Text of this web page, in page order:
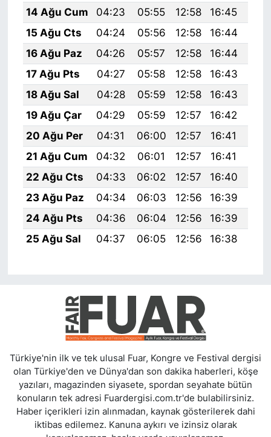
14 Ağu Cum
04:23 05:55 12:58 16:45
15 Ağu Cts
04:24 05:56 12:58 16:44
16 Ağu Paz
04:26 05:57 12:58 16:44
17 Ağu Pts
04:27 05:58 12:58 16:43
18 Ağu Sal
04:28 05:59 12:58 16:43
19 Ağu Çar
04:29 05:59 12:57 16:42
20 Ağu Per
04:31 06:00 12:57 16:41
21 Ağu Cum
04:32 06:01 12:57 16:41
22 Ağu Cts
04:33 06:02 12:57 16:40
23 Ağu Paz
04:34 06:03 12:56 16:39
24 Ağu Pts
04:36 06:04 12:56 16:39
25 Ağu Sal
04:37 06:05 12:56 16:38
Türkiye'nin ilk ve tek ulusal Fuar, Kongre ve Festival dergisi
olan Türkiye'den ve Dünya'dan son dakika haberleri, köşe
yazıları, magazinden siyasete, spordan seyahate bütün
konuların tek adresi Fuardergisi.com.tr'de bulabilirsiniz.
Haber içerikleri izin alınmadan, kaynak gösterilerek dahi
iktibas edilemez. Kanuna aykırı ve izinsiz olarak